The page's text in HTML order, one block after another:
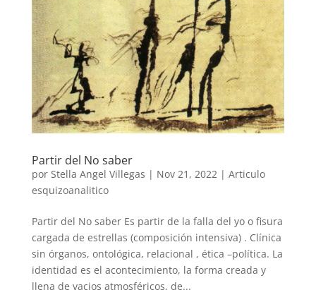
Partir del No saber
por Stella Angel Villegas | Nov 21, 2022| Articulo
esquizoanalitico
Partir del No saber Es partir de la falla del yo o fisura
cargada de estrellas (composición intensiva) . Clínica
sin órganos, ontológica, relacional , ética –política. La
identidad es el acontecimiento, la forma creada y
llena de vacios atmosféricos, de...